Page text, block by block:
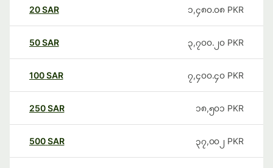
20SAR ၁,၄၈၀.၀၈ PKR
50SAR ၃,၇၀၀.၂၀ PKR
100SAR ၇,၄၀၀.၄၀ PKR
250SAR ၁၈,၅၀၁ PKR
500SAR ၃၇,၀၀၂ PKR